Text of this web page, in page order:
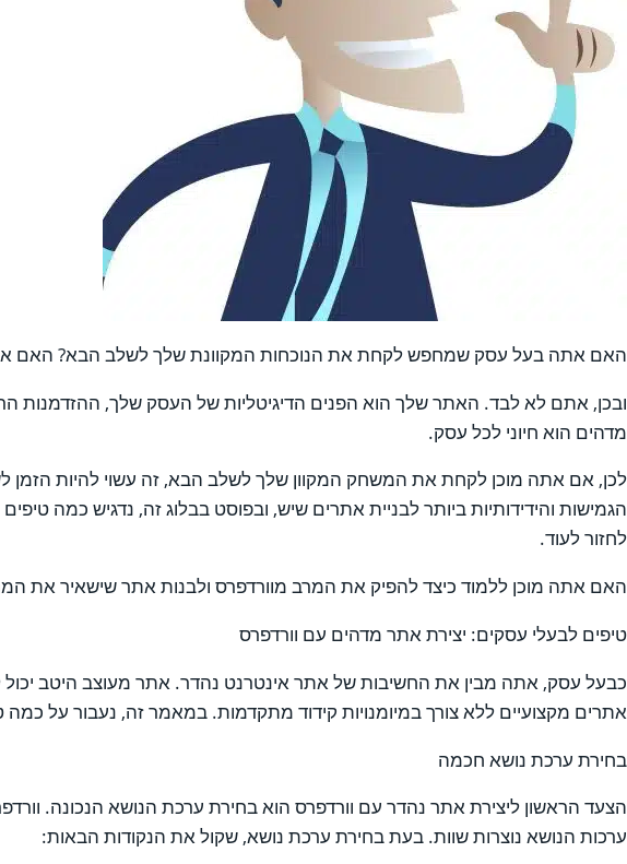
האם אתה בעל עסק שמחפש לקחת את הנוכחות המקוונת שלך לשלב הבא? האם
ובכן, אתם לא לבד. האתר שלך הוא הפנים הדיגיטליות של העסק שלך, ההזדמנות
מדהים הוא חיוני לכל עסק.
לכן, אם אתה מוכן לקחת את המשחק המקוון שלך לשלב הבא, זה עשוי להיות הזמן
הגמישות והידידותיות ביותר לבניית אתרים שיש, ובפוסט בבלוג זה, נדגיש כמה
לחזור לעוד.
האם אתה מוכן ללמוד כיצד להפיק את המרב מוורדפרס ולבנות אתר שישאיר את
טיפים לבעלי עסקים: יצירת אתר מדהים עם וורדפרס
כבעל עסק, אתה מבין את החשיבות של אתר אינטרנט נהדר. אתר מעוצב היטב
אתרים מקצועיים ללא צורך במיומנויות קידוד מתקדמות. במאמר זה, נעבור על
בחירת ערכת נושא חכמה
הצעד הראשון ליצירת אתר נהדר עם וורדפרס הוא בחירת ערכת הנושא הנכונה.
ערכות הנושא נוצרות שוות. בעת בחירת ערכת נושא, שקול את הנקודות הבאות: